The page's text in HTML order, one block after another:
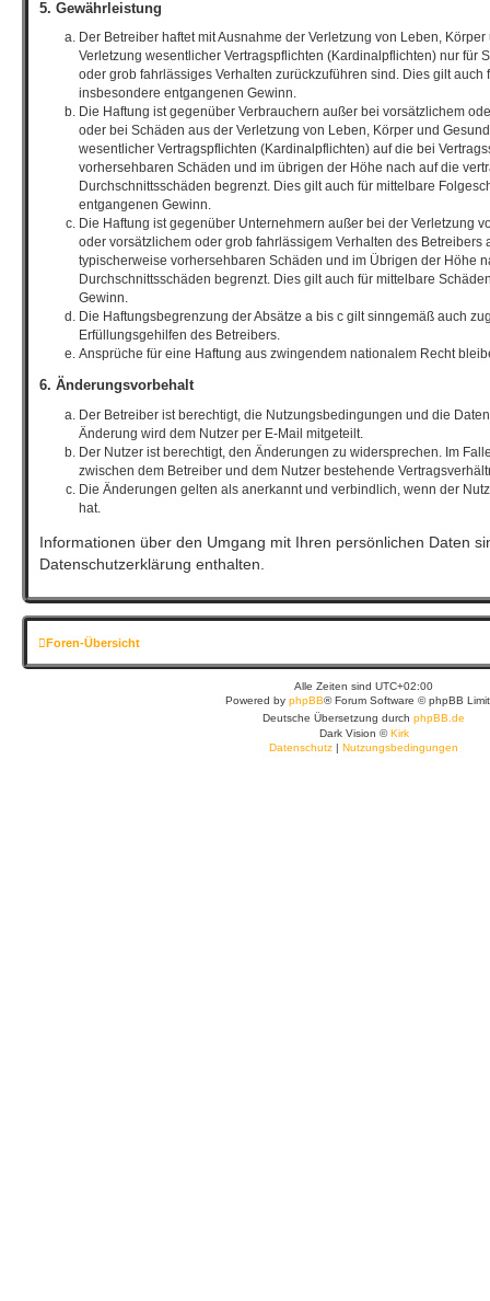
5. Gewährleistung
Der Betreiber haftet mit Ausnahme der Verletzung von Leben,
Verletzung wesentlicher Vertragspflichten (Kardinalpflichten) nur für
oder grob fahrlässiges Verhalten zurückzuführen sind. Dies gilt
insbesondere entgangenen Gewinn.
Die Haftung ist gegenüber Verbrauchern außer bei vorsätzlichem
oder bei Schäden aus der Verletzung von Leben, Körper und
wesentlicher Vertragspflichten (Kardinalpflichten) auf die bei
vorhersehbaren Schäden und im übrigen der Höhe nach auf die
Durchschnittsschäden begrenzt. Dies gilt auch für mittelbare
entgangenen Gewinn.
Die Haftung ist gegenüber Unternehmern außer bei der Verletzung
oder vorsätzlichem oder grob fahrlässigem Verhalten des Betreibers
typischerweise vorhersehbaren Schäden und im Übrigen der Höhe
Durchschnittsschäden begrenzt. Dies gilt auch für mittelbare
Gewinn.
Die Haftungsbegrenzung der Absätze a bis c gilt sinngemäß auch
Erfüllungsgehilfen des Betreibers.
Ansprüche für eine Haftung aus zwingendem nationalem Recht
6. Änderungsvorbehalt
Der Betreiber ist berechtigt, die Nutzungsbedingungen und die
Änderung wird dem Nutzer per E-Mail mitgeteilt.
Der Nutzer ist berechtigt, den Änderungen zu widersprechen. Im
zwischen dem Betreiber und dem Nutzer bestehende
Die Änderungen gelten als anerkannt und verbindlich, wenn der
hat.
Informationen über den Umgang mit Ihren persönlichen Daten
Datenschutzerklärung enthalten.
Foren-Übersicht
Alle Zeiten sind UTC+02:00
Powered by phpBB® Forum Software © phpBB
Deutsche Übersetzung durch phpBB.de
Dark Vision ©Kirk
Datenschutz | Nutzungsbedingungen